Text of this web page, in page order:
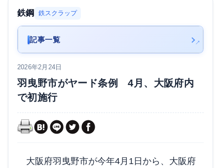
鉄鋼 鉄スクラップ
記事一覧
2026年2月24日
羽曳野市がヤード条例 4月、大阪府内
で初施行
大阪府羽曳野市が今年4月1日から、大阪府